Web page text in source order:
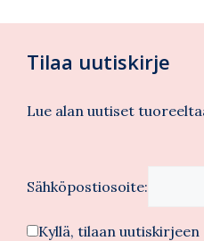
Tilaa uutiskirje
Lue alan uutiset
Sähköpostiosoite:
Kyllä, tilaan uutiskirjeen